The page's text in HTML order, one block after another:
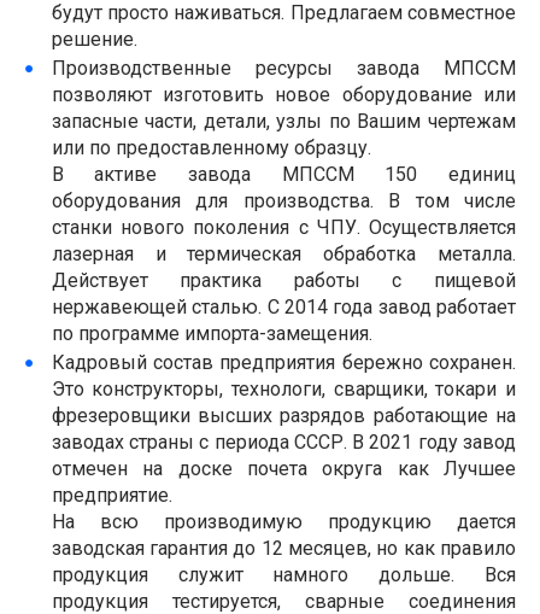
будут просто наживаться. Предлагаем совместное
решение.
Производственные ресурсы завода МПССМ
позволяют изготовить новое оборудование или
запасные части, детали, узлы по Вашим чертежам
или по предоставленному образцу.
В активе завода МПССМ 150 единиц
оборудования для производства. В том числе
станки нового поколения с ЧПУ. Осуществляется
лазерная и термическая обработка металла.
Действует практика работы с пищевой
нержавеющей сталью. С 2014 года завод работает
по программе импорта-замещения.
Кадровый состав предприятия бережно сохранен.
Это конструкторы, технологи, сварщики, токари и
фрезеровщики высших разрядов работающие на
заводах страны с периода СССР. В 2021 году завод
отмечен на доске почета округа как Лучшее
предприятие.
На всю производимую продукцию дается
заводская гарантия до 12 месяцев, но как правило
продукция служит намного дольше. Вся
продукция тестируется, сварные соединения